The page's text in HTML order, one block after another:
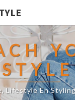
STYLE
Lifestyle En